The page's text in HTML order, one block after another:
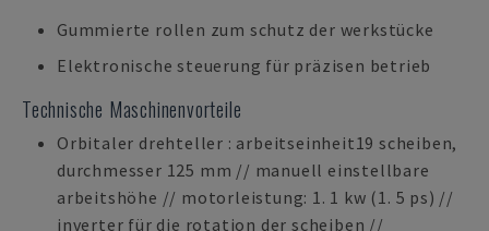
Gummierte rollen zum schutz der werkstücke
Elektronische steuerung für präzisen betrieb
Technische Maschinenvorteile
Orbitaler drehteller : arbeitseinheit19 scheiben,
durchmesser 125 mm // manuell einstellbare
arbeitshöhe // motorleistung: 1. 1 kw (1. 5 ps) //
inverter für die rotation der scheiben //